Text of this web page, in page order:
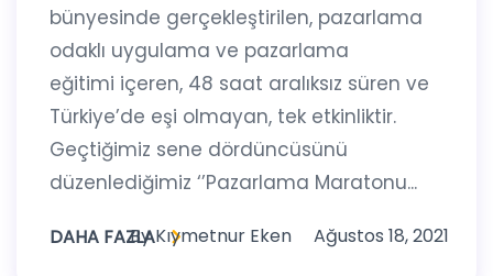
bünyesinde gerçekleştirilen, pazarlama
odaklı uygulama ve pazarlama
eğitimi içeren, 48 saat aralıksız süren ve
Türkiye’de eşi olmayan, tek etkinliktir.
Geçtiğimiz sene dördüncüsünü
düzenlediğimiz ‘’Pazarlama Maratonu...
DAHA FAZLA
ByKıymetnur Eken Ağustos 18, 2021